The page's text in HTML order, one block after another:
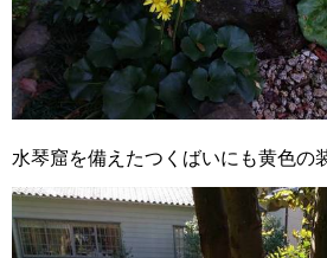
水琴窟を備えたつくばいにも黄色の